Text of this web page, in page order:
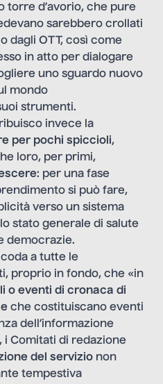
torre d’avorio, che pure
sarebbero crollati
dagli OTT, così come
in atto per dialogare
uno sguardo nuovo
mondo
strumenti.
invece la
per pochi spiccioli,
loro, per primi,
: per una fase
si può fare,
verso un sistema
stato generale di salute
democrazie.
coda a tutte le
proprio in fondo, che «in
o eventi di cronaca di
che costituiscano eventi
dell’informazione
i Comitati di redazione
del servizio non
tempestiva